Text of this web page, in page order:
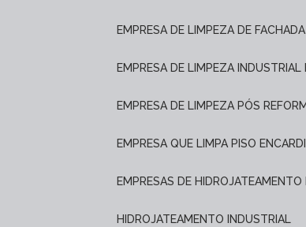
EMPRESA DE LIMPEZA DE
EMPRESA DE LIMPEZA
EMPRESA DE LIMPEZA PÓS
EMPRESA QUE LIMPA PISO
EMPRESAS DE
HIDROJATEAMENTO INDUSTRIAL